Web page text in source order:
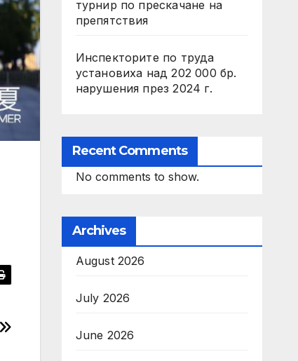
турнир по прескачане на
препятствия
Инспекторите по труда
установиха над 202 000 бр.
нарушения през 2024 г.
Recent Comments
No comments to show.
Archives
August 2026
July 2026
June 2026